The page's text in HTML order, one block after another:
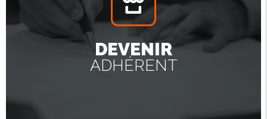
DEVENIR
ADHÉRENT